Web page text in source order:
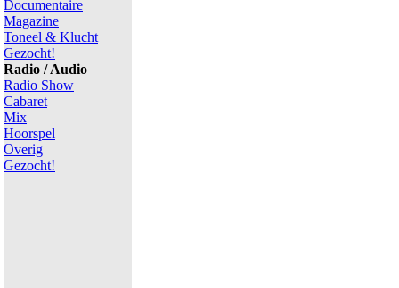
Documentaire
Magazine
Toneel & Klucht
Gezocht!
Radio / Audio
Radio Show
Cabaret
Mix
Hoorspel
Overig
Gezocht!